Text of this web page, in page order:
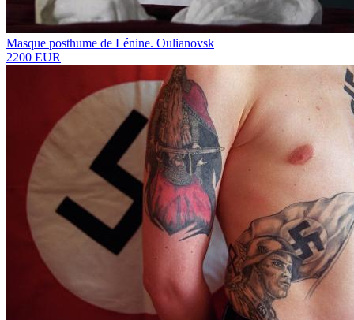
Masque posthume de Lénine. Oulianovsk
2200 EUR